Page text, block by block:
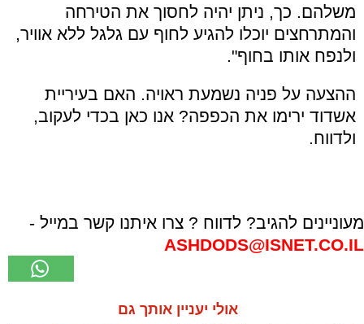
משלהם. כך, ניתן יהיה לחסוך את הטירחה
והמתרחצים יוכלו להגיע לחוף עם גלגל ללא אוויר,
ולנפח אותו בחוף".
ההצעה על פניה נשמעת ראויה. האם בעיריית
אשדוד ירימו את הכפפה? אנו כאן בכדי לעקוב,
ולדווח.
מעוניינים להגיב? לדווח ? צרו איתנו קשר במייל -
ASHDODS@ISNET.CO.IL
אולי יעניין אותך גם